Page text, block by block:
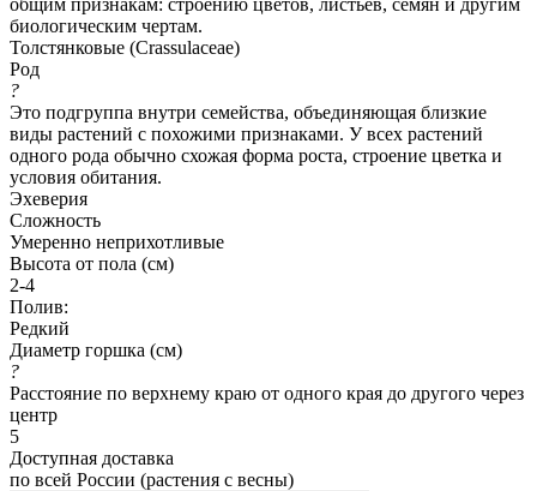
биологическим чертам.
Толстянковые (Crassulaceae)
Род
?
Это подгруппа внутри семейства, объединяющая близкие
виды растений с похожими признаками. У всех растений
одного рода обычно схожая форма роста, строение цветка и
условия обитания.
Эхеверия
Сложность
Умеренно неприхотливые
Высота от пола (см)
2-4
Полив:
Редкий
Диаметр горшка (см)
?
Расстояние по верхнему краю от одного края до другого через
центр
5
Доступная доставка
по всей России (растения с весны)